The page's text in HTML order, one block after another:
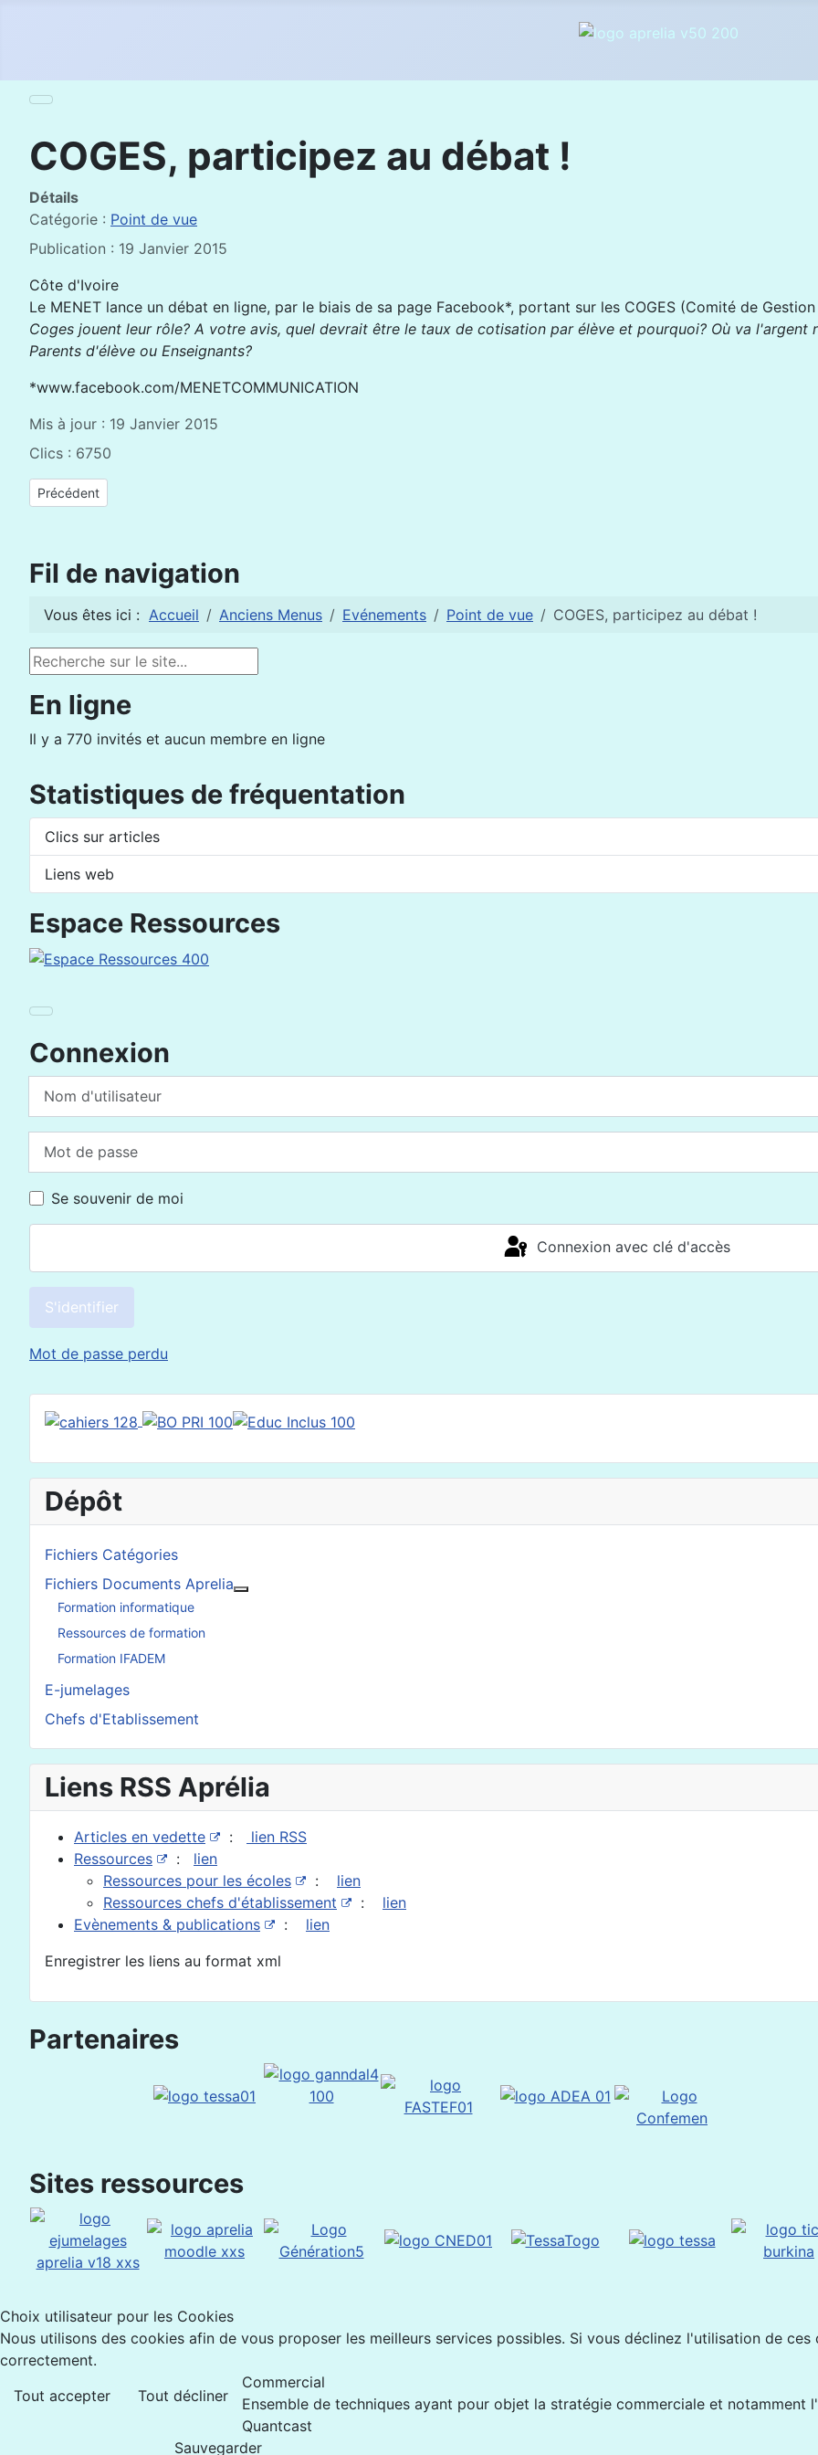
Espace Ressources
Connexion
Se souvenir de moi
Connexion avec clé d'accès
S'identifier
Mot de passe perdu
Dépôt
Fichiers Catégories
Fichiers Documents Aprelia
Formation informatique
Ressources de formation
Formation IFADEM
E-jumelages
Chefs d'Etablissement
Liens RSS Aprélia
Articles en vedette :
lien RSS
Ressources
: lien
Ressources pour les écoles
: lien
Ressources chefs d'établissement
: lien
Evènements & publications
: lien
Enregistrer les liens au format xml
COGES, participez au débat !
Détails
Catégorie : Point de vue
Publication : 19 Janvier 2015
Côte d'Ivoire
Le MENET lance un débat en ligne, par le biais de sa page Facebook*, portant sur les COGES (Comité de
Coges jouent leur rôle? A votre avis, quel devrait être le taux de cotisation par élève et pourquoi? Où va
Parents d'élève ou Enseignants?
*www.facebook.com/MENETCOMMUNICATION
Mis à jour : 19 Janvier 2015
Clics : 6750
Article précédent : L’initiative, l’intuition et l’imagination sont en train de devenir les clefs de la réussite
Précédent
Fil de navigation
Vous êtes ici : Accueil Anciens Menus Evénements Point de vue COGES, participez au débat !
Rechercher
En ligne
Il y a 770 invités et aucun membre en ligne
Statistiques de fréquentation
Clics sur articles
Liens web
Partenaires
Sites ressources
Choix utilisateur pour les Cookies
Nous utilisons des cookies afin de vous proposer les meilleurs services possibles. Si vous déclinez l'utilisation de
correctement.
Tout accepter
Tout décliner
Commercial
Ensemble de techniques ayant pour objet la stratégie commerciale et notamment
Quantcast
Sauvegarder